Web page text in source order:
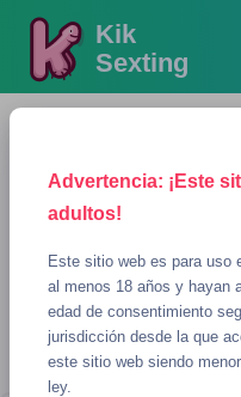
Kik
Sexting
Advertencia: ¡Este
adultos!
Este sitio web es para uso
al menos 18 años y hayan
edad de consentimiento
jurisdicción desde la que
este sitio web siendo
ley.
SY